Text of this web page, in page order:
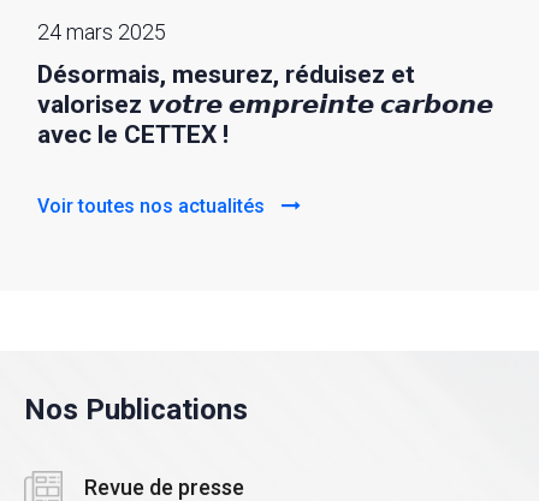
24 mars 2025
Désormais, mesurez, réduisez et
valorisez 𝙫𝙤𝙩𝙧𝙚 𝙚𝙢𝙥𝙧𝙚𝙞𝙣𝙩𝙚 𝙘𝙖𝙧𝙗𝙤𝙣𝙚
avec le CETTEX !
Voir toutes nos actualités
Nos Publications
Revue de presse